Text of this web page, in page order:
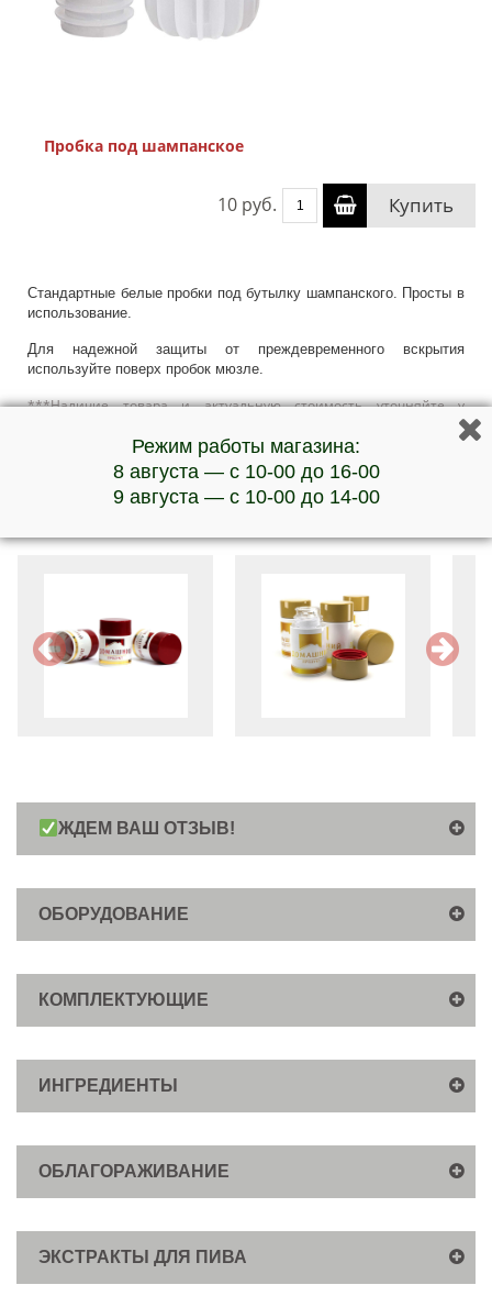
Пробка под шампанское
10 руб. Купить
Стандартные белые пробки под бутылку шампанского. Просты в
использование.
Для надежной защиты от преждевременного вскрытия
используйте поверх пробок мюзле.
***Наличие товара и актуальную стоимость уточняйте у
ЖДЕМ ВАШ ОТЗЫВ!
ОБОРУДОВАНИЕ
КОМПЛЕКТУЮЩИЕ
ИНГРЕДИЕНТЫ
ОБЛАГОРАЖИВАНИЕ
ЭКСТРАКТЫ ДЛЯ ПИВА
Режим работы магазина:
8 августа — с 10-00 до 16-00
9 августа — с 10-00 до 14-00